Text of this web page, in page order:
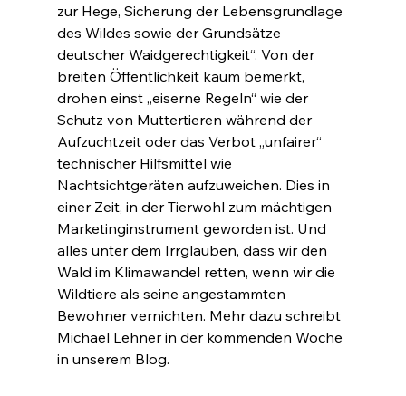
zur Hege, Sicherung der Lebensgrundlage
des Wildes sowie der Grundsätze
deutscher Waidgerechtigkeit“. Von der
breiten Öffentlichkeit kaum bemerkt,
drohen einst „eiserne Regeln“ wie der
Schutz von Muttertieren während der
Aufzuchtzeit oder das Verbot „unfairer“
technischer Hilfsmittel wie
Nachtsichtgeräten aufzuweichen. Dies in
einer Zeit, in der Tierwohl zum mächtigen
Marketinginstrument geworden ist. Und
alles unter dem Irrglauben, dass wir den
Wald im Klimawandel retten, wenn wir die
Wildtiere als seine angestammten
Bewohner vernichten. Mehr dazu schreibt
Michael Lehner in der kommenden Woche
in unserem Blog.